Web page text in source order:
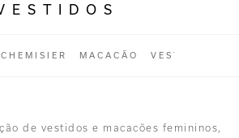
CHEMISIER MACACÃO VESTIDO
de vestidos e macacões femininos,